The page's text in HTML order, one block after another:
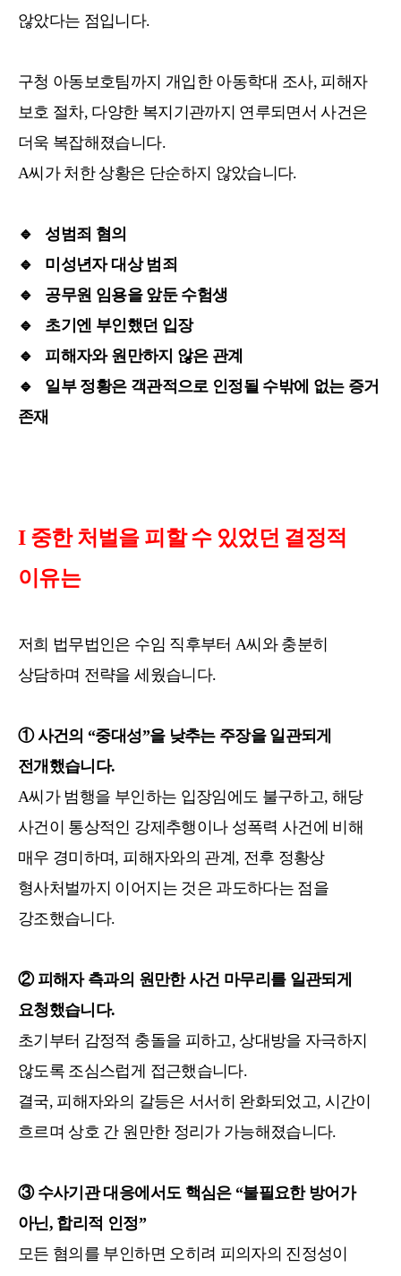
않았다는 점입니다.
구청 아동보호팀까지 개입한 아동학대 조사, 피해자
보호 절차, 다양한 복지기관까지 연루되면서 사건은
더욱 복잡해졌습니다.
A씨가 처한 상황은 단순하지 않았습니다.
🔹
성범죄 혐의
🔹
미성년자 대상 범죄
🔹
공무원 임용을 앞둔 수험생
🔹
초기엔 부인했던 입장
🔹
피해자와 원만하지 않은 관계
🔹
일부 정황은 객관적으로 인정될 수밖에 없는 증거
존재
I 중한 처벌을 피할 수 있었던 결정적
이유는
저희 법무법인은 수임 직후부터 A씨와 충분히
상담하며 전략을 세웠습니다.
① 사건의 “중대성”을 낮추는 주장을 일관되게
전개했습니다.
A씨가 범행을 부인하는 입장임에도 불구하고, 해당
사건이 통상적인 강제추행이나 성폭력 사건에 비해
매우 경미하며, 피해자와의 관계, 전후 정황상
형사처벌까지 이어지는 것은 과도하다는 점을
강조했습니다.
② 피해자 측과의 원만한 사건 마무리를 일관되게
요청했습니다.
초기부터 감정적 충돌을 피하고, 상대방을 자극하지
않도록 조심스럽게 접근했습니다.
결국, 피해자와의 갈등은 서서히 완화되었고, 시간이
흐르며 상호 간 원만한 정리가 가능해졌습니다.
③ 수사기관 대응에서도 핵심은 “불필요한 방어가
아닌, 합리적 인정”
모든 혐의를 부인하면 오히려 피의자의 진정성이